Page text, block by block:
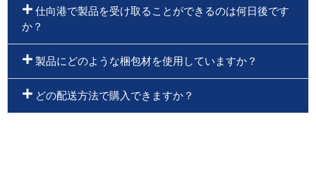
仕向港で製品を受け取ることができるのは何日後です
か？
製品にどのような梱包材を使用していますか？
どの配送方法で購入できますか？